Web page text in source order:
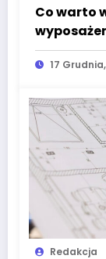
Co warto
lokali
17
Redakcja